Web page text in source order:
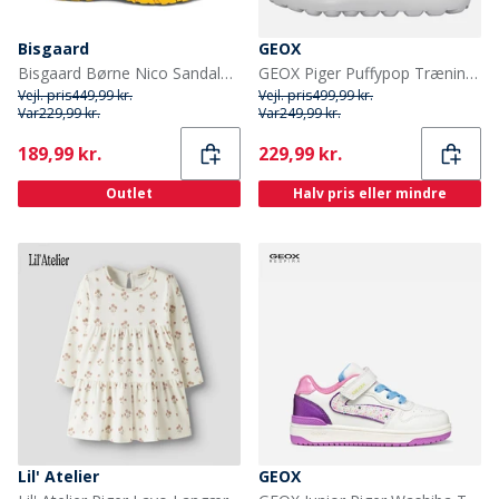
Bisgaard
Bisgaard Børne Nico Sandaler Lemon Mix
Vejl. pris449,99 kr.
Var229,99 kr.
Current
189,99 kr.
Outlet
GEOX
GEOX Piger Puffypop Træningssko Hvid/Fuchsia
Vejl. pris499,99 kr.
Var249,99 kr.
Current
229,99 kr.
Halv pris eller mindre
Lil' Atelier
GEOX